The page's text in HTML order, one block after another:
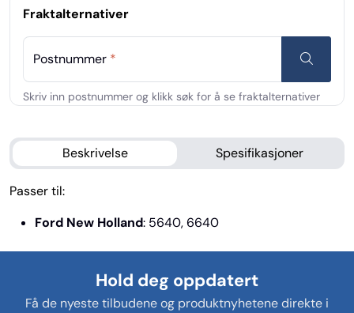
Fraktalternativer
Postnummer *
Beskrivelse Spesifikasjoner
Passer til:
Ford New Holland: 5640, 6640
Hold deg oppdatert
Få de nyeste tilbudene og produktnyhetene direkte i